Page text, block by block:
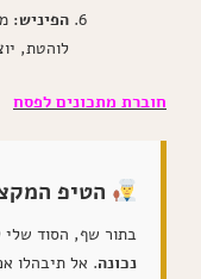
הפיניש:
לוהטת,
חוברת מתכונים לפסח
הטיפ
בתור שף, הסוד שלי
נכונה. אל תיבהלו